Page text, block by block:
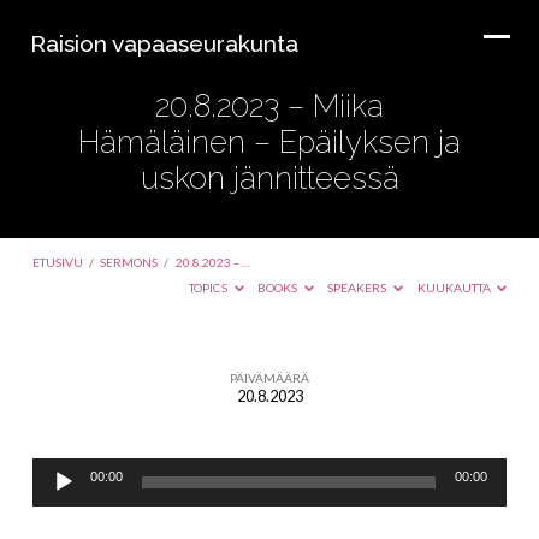
Raision vapaaseurakunta
20.8.2023 – Miika
Hämäläinen – Epäilyksen ja
uskon jännitteessä
ETUSIVU / SERMONS / 20.8.2023 –…
TOPICS
BOOKS SPEAKERS KUUKAUTTA
Miika
Hämäläinen
PÄIVÄMÄÄRÄ
20.8.2023
Äänitoistin
00:00 00:00